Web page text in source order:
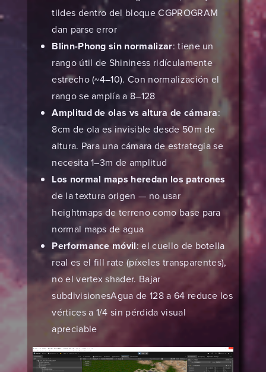
tildes dentro del bloque CGPROGRAM
dan parse error
Blinn-Phong sin normalizar: tiene un
rango útil de Shininess ridículamente
estrecho (~4–10). Con normalización el
rango se amplía a 8–128
Amplitud de olas vs altura de cámara:
8cm de ola es invisible desde 50m de
altura. Para una cámara de estrategia se
necesita 1–3m de amplitud
Los normal maps heredan los patrones
de la textura origen — no usar
heightmaps de terreno como base para
normal maps de agua
Performance móvil: el cuello de botella
real es el fill rate (píxeles transparentes),
no el vertex shader. Bajar
subdivisionesAgua de 128 a 64 reduce los
vértices a 1/4 sin pérdida visual
apreciable